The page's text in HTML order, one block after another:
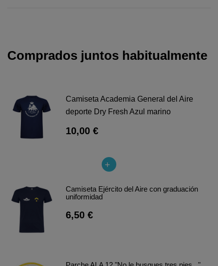
Comprados juntos habitualmente
Camiseta Academia General del Aire
deporte Dry Fresh Azul marino
10,00 €
Camiseta Ejército del Aire con graduación
uniformidad
6,50 €